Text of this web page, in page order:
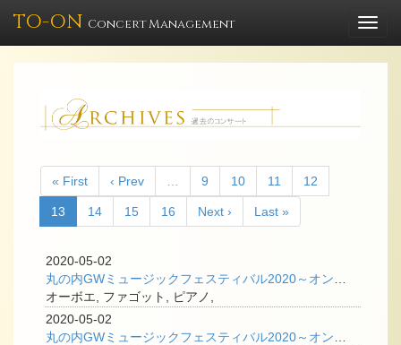
TO-ON Concert Management
« First ‹ Prev 9 10 11 12
13 14 15 16 Next › Last »
2020-05-02
オーボエ, ファゴット, ピアノ,
2020-05-02